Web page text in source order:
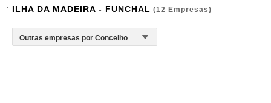
ILHA DA MADEIRA - FUNCHAL (12 Empresas)